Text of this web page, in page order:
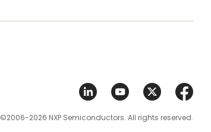
©2006-2026 NXP Semiconductors. All rights reserved.